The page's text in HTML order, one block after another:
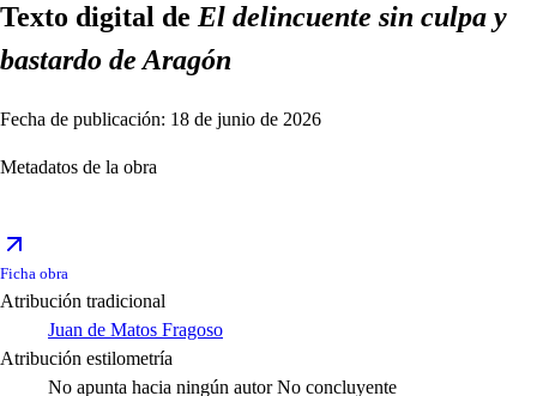
Texto digital de El delincuente sin culpa y
bastardo de Aragón
Fecha de publicación: 18 de junio de 2026
Metadatos de la obra
Ficha obra
Atribución tradicional
Juan de Matos Fragoso
Atribución estilometría
No apunta hacia ningún autor No concluyente